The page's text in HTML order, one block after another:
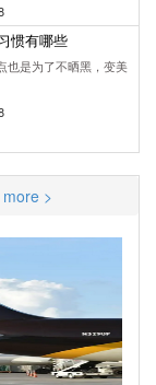
惯有哪些
也是为了不晒黑，变美
more >